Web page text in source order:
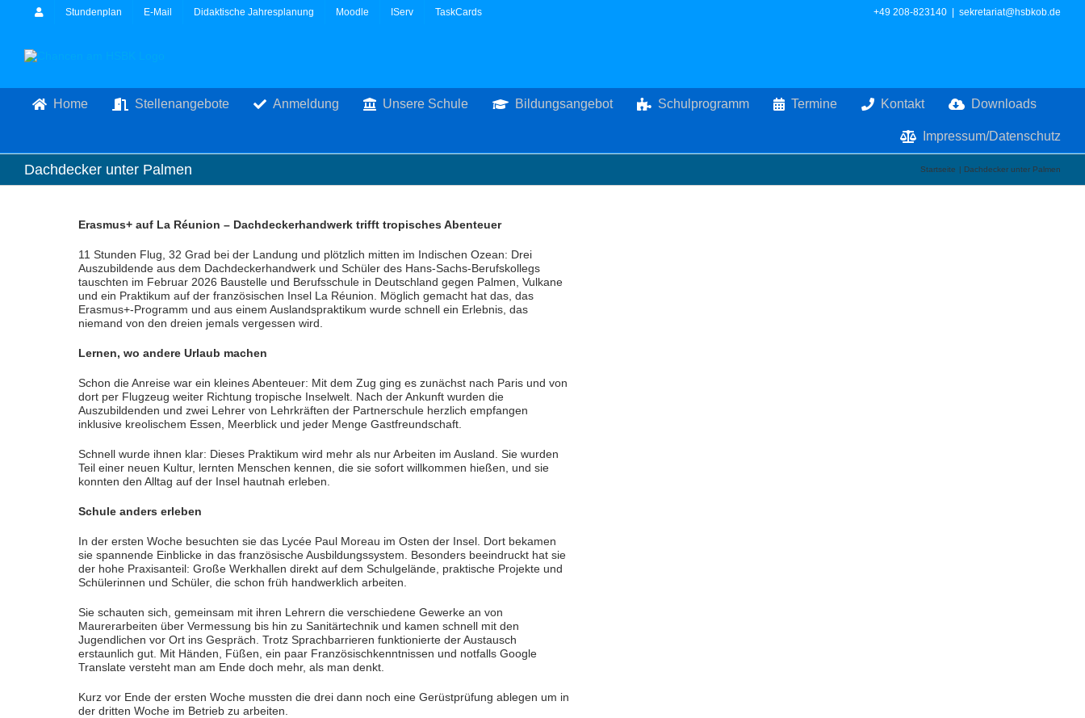
Stundenplan E-Mail Didaktische Jahresplanung Moodle IServ TaskCards +49 208-823140 sekretariat@hsbkob.de
Home Stellenangebote Anmeldung Unsere Schule Bildungsangebot Schulprogramm Termine Kontakt Downloads
Impressum/Datenschutz
Dachdecker unter Palmen Startseite Dachdecker unter Palmen
Erasmus+ auf La Réunion – Dachdeckerhandwerk trifft tropisches Abenteuer
11 Stunden Flug, 32 Grad bei der Landung und plötzlich mitten im Indischen Ozean: Drei
Auszubildende aus dem Dachdeckerhandwerk und Schüler des Hans-Sachs-Berufskollegs
tauschten im Februar 2026 Baustelle und Berufsschule in Deutschland gegen Palmen, Vulkane
und ein Praktikum auf der französischen Insel La Réunion. Möglich gemacht hat das, das
Erasmus+-Programm und aus einem Auslandspraktikum wurde schnell ein Erlebnis, das
niemand von den dreien jemals vergessen wird.
Lernen, wo andere Urlaub machen
Schon die Anreise war ein kleines Abenteuer: Mit dem Zug ging es zunächst nach Paris und von
dort per Flugzeug weiter Richtung tropische Inselwelt. Nach der Ankunft wurden die
Auszubildenden und zwei Lehrer von Lehrkräften der Partnerschule herzlich empfangen
inklusive kreolischem Essen, Meerblick und jeder Menge Gastfreundschaft.
Schnell wurde ihnen klar: Dieses Praktikum wird mehr als nur Arbeiten im Ausland. Sie wurden
Teil einer neuen Kultur, lernten Menschen kennen, die sie sofort willkommen hießen, und sie
konnten den Alltag auf der Insel hautnah erleben.
Schule anders erleben
In der ersten Woche besuchten sie das Lycée Paul Moreau im Osten der Insel. Dort bekamen
sie spannende Einblicke in das französische Ausbildungssystem. Besonders beeindruckt hat sie
der hohe Praxisanteil: Große Werkhallen direkt auf dem Schulgelände, praktische Projekte und
Schülerinnen und Schüler, die schon früh handwerklich arbeiten.
Sie schauten sich, gemeinsam mit ihren Lehrern die verschiedene Gewerke an von
Maurerarbeiten über Vermessung bis hin zu Sanitärtechnik und kamen schnell mit den
Jugendlichen vor Ort ins Gespräch. Trotz Sprachbarrieren funktionierte der Austausch
erstaunlich gut. Mit Händen, Füßen, ein paar Französischkenntnissen und notfalls Google
Translate versteht man am Ende doch mehr, als man denkt.
Kurz vor Ende der ersten Woche mussten die drei dann noch eine Gerüstprüfung ablegen um in
der dritten Woche im Betrieb zu arbeiten.